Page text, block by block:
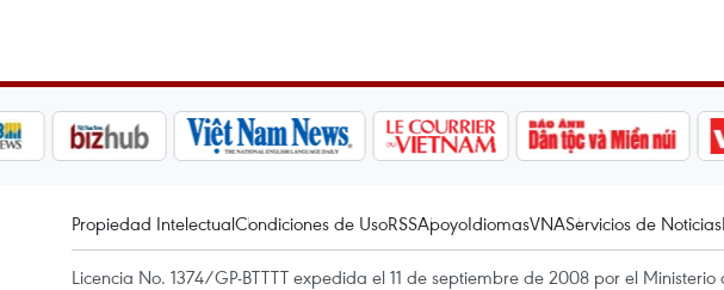
Propiedad IntelectualCondiciones de UsoRSSApoyoIdiomasVNAServicios de Noticias
Licencia No. 1374/GP-BTTTT expedida el 11 de septiembre de 2008 por el